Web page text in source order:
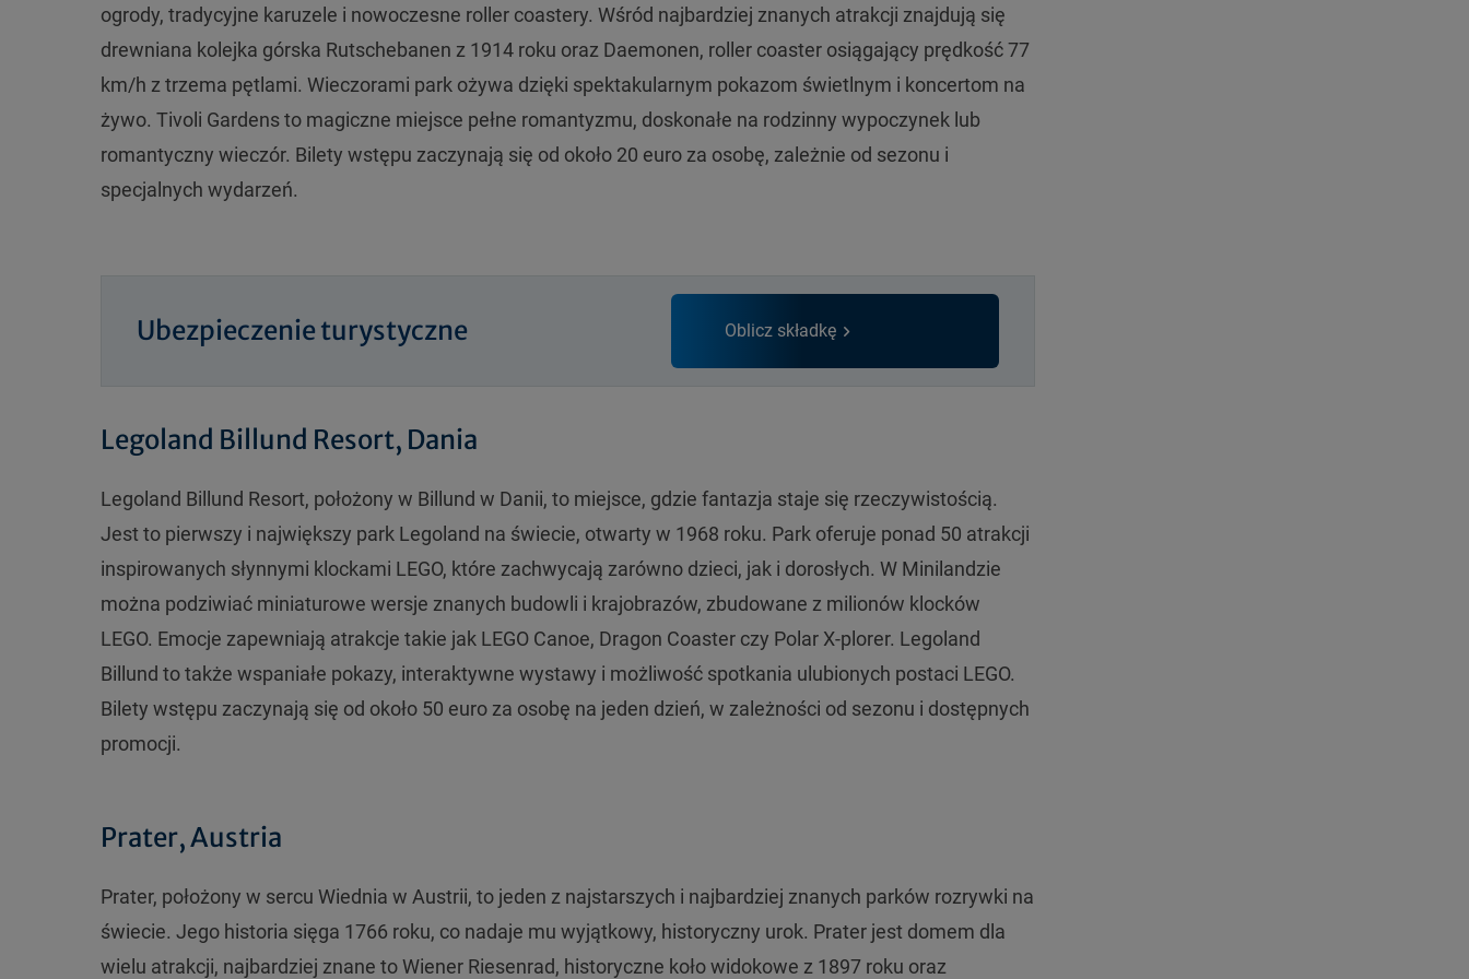
ogrody, tradycyjne karuzele i nowoczesne roller coastery. Wśród najbardziej znanych atrakcji znajdują się
drewniana kolejka górska Rutschebanen z 1914 roku oraz Daemonen, roller coaster osiągający prędkość 77
km/h z trzema pętlami. Wieczorami park ożywa dzięki spektakularnym pokazom świetlnym i koncertom na
żywo. Tivoli Gardens to magiczne miejsce pełne romantyzmu, doskonałe na rodzinny wypoczynek lub
romantyczny wieczór. Bilety wstępu zaczynają się od około 20 euro za osobę, zależnie od sezonu i
specjalnych wydarzeń.
Ubezpieczenie turystyczne Oblicz składkę
Legoland Billund Resort, Dania
Legoland Billund Resort, położony w Billund w Danii, to miejsce, gdzie fantazja staje się rzeczywistością.
Jest to pierwszy i największy park Legoland na świecie, otwarty w 1968 roku. Park oferuje ponad 50 atrakcji
inspirowanych słynnymi klockami LEGO, które zachwycają zarówno dzieci, jak i dorosłych. W Minilandzie
można podziwiać miniaturowe wersje znanych budowli i krajobrazów, zbudowane z milionów klocków
LEGO. Emocje zapewniają atrakcje takie jak LEGO Canoe, Dragon Coaster czy Polar X-plorer. Legoland
Billund to także wspaniałe pokazy, interaktywne wystawy i możliwość spotkania ulubionych postaci LEGO.
Bilety wstępu zaczynają się od około 50 euro za osobę na jeden dzień, w zależności od sezonu i dostępnych
promocji.
Prater, Austria
Prater, położony w sercu Wiednia w Austrii, to jeden z najstarszych i najbardziej znanych parków rozrywki na
świecie. Jego historia sięga 1766 roku, co nadaje mu wyjątkowy, historyczny urok. Prater jest domem dla
wielu atrakcji, najbardziej znane to Wiener Riesenrad, historyczne koło widokowe z 1897 roku oraz